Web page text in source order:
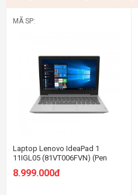
MÃ SP:
Laptop Lenovo IdeaPad 1
11IGL05 (81VT006FVN) (Pen
SSD/11.6 HD/Win11/Xám)
8.999.000đ